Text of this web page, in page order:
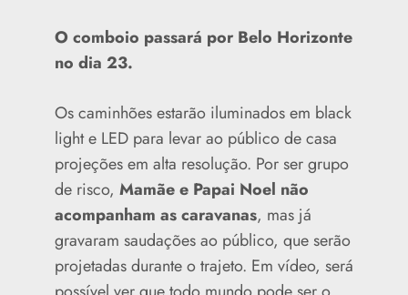
O comboio passará por Belo Horizonte
no dia 23.
Os caminhões estarão iluminados em black
light e LED para levar ao público de casa
projeções em alta resolução. Por ser grupo
de risco, Mamãe e Papai Noel não
acompanham as caravanas, mas já
gravaram saudações ao público, que serão
projetadas durante o trajeto. Em vídeo, será